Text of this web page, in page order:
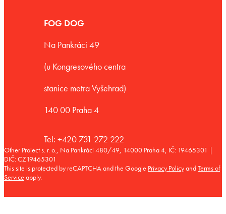
FOG DOG
Na Pankráci 49
(u Kongresového centra
stanice metra Vyšehrad)
140 00 Praha 4
Tel: +420 731 272 222
Other Project s. r. o., Na Pankráci 480/49, 14000 Praha 4, IČ: 19465301 |
DIČ: CZ19465301
This site is protected by reCAPTCHA and the Google Privacy PolicyandTerms of
Service apply.